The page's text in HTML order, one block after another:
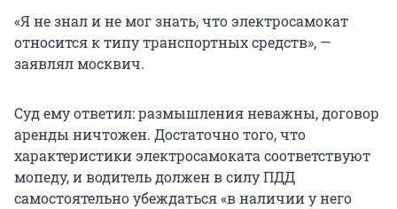
«Я не знал и не мог знать, что электросамокат
относится к типу транспортных средств», —
заявлял москвич.
Суд ему ответил: размышления неважны, договор
аренды ничтожен. Достаточно того, что
характеристики электросамоката соответствуют
мопеду, и водитель должен в силу ПДД
самостоятельно убеждаться «в наличии у него